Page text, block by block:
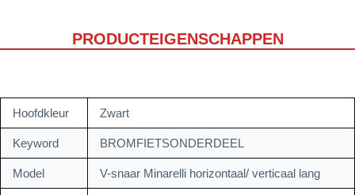
PRODUCTEIGENSCHAPPEN
Hoofdkleur Zwart
Keyword BROMFIETSONDERDEEL
Model V-snaar Minarelli horizontaal/ verticaal lang